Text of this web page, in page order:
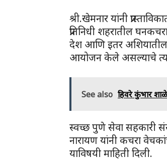
श्री.खेमनार यांनी
प्रतिनिधी शहरातील
देश आणि इतर अशियातील
आयोजन केले असल्याचे
See also हिवरे कुंभार
स्वच्छ पुणे सेवा सहकारी
नारायण यांनी कचरा
याविषयी माहिती दिली.